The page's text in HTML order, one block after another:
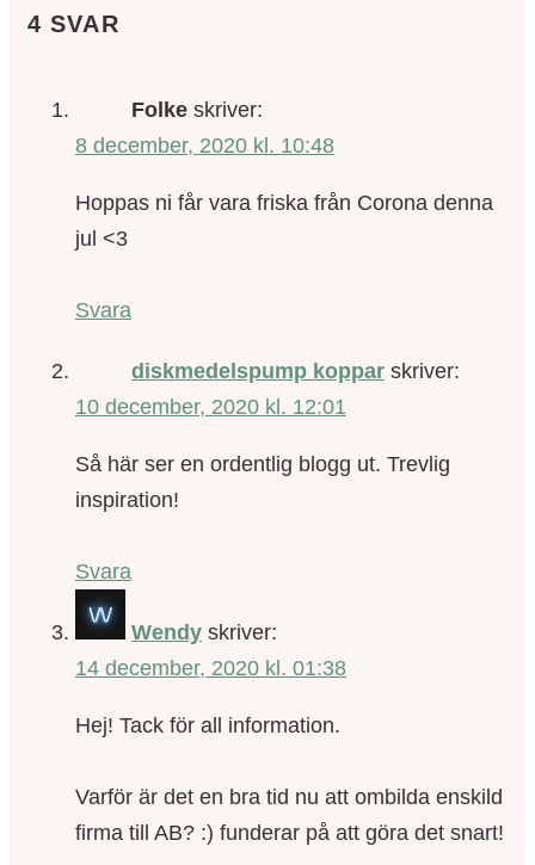
4 SVAR
Folke skriver:
8 december, 2020 kl. 10:48
Hoppas ni får vara friska från Corona denna
jul <3
Svara
diskmedelspump koppar skriver:
10 december, 2020 kl. 12:01
Så här ser en ordentlig blogg ut. Trevlig
inspiration!
Svara
Wendy skriver:
14 december, 2020 kl. 01:38
Hej! Tack för all information.
Varför är det en bra tid nu att ombilda enskild
firma till AB? :) funderar på att göra det snart!